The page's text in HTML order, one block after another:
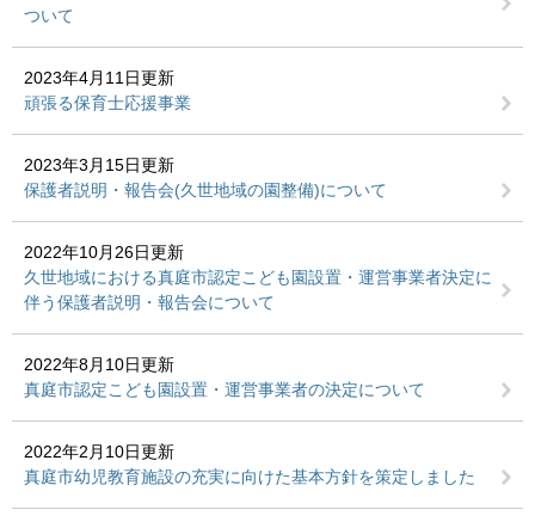
ついて
2023年4月11日更新
頑張る保育士応援事業
2023年3月15日更新
保護者説明・報告会(久世地域の園整備)について
2022年10月26日更新
久世地域における真庭市認定こども園設置・運営事業者決定に
伴う保護者説明・報告会について
2022年8月10日更新
真庭市認定こども園設置・運営事業者の決定について
2022年2月10日更新
真庭市幼児教育施設の充実に向けた基本方針を策定しました